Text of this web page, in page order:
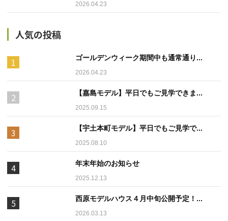
2026.04.23
人気の投稿
ゴールデンウィーク期間中も通常通り...
2026.04.23
【嘉島モデル】平日でもご見学できま...
2025.09.15
【宇土本町モデル】平日でもご見学で...
2025.08.10
年末年始のお知らせ
2025.12.13
西原モデルハウス４月中旬公開予定！...
2026.03.13